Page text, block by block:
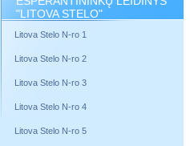
"LITOVA STELO"
Litova Stelo N-ro 1
Litova Stelo N-ro 2
Litova Stelo N-ro 3
Litova Stelo N-ro 4
Litova Stelo N-ro 5